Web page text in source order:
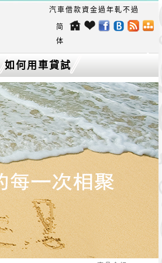
汽車借款資金過年軋不過？ 讓
简
体
如何用車貸試
算找出最低利
率的台中機車
借款？